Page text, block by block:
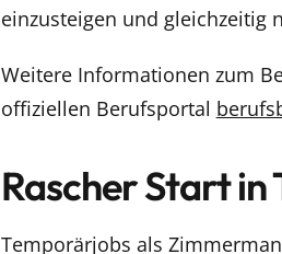
einzusteigen und gleichzeitig
Weitere Informationen zum
offiziellen Berufsportal
Rascher Start
Temporärjobs als